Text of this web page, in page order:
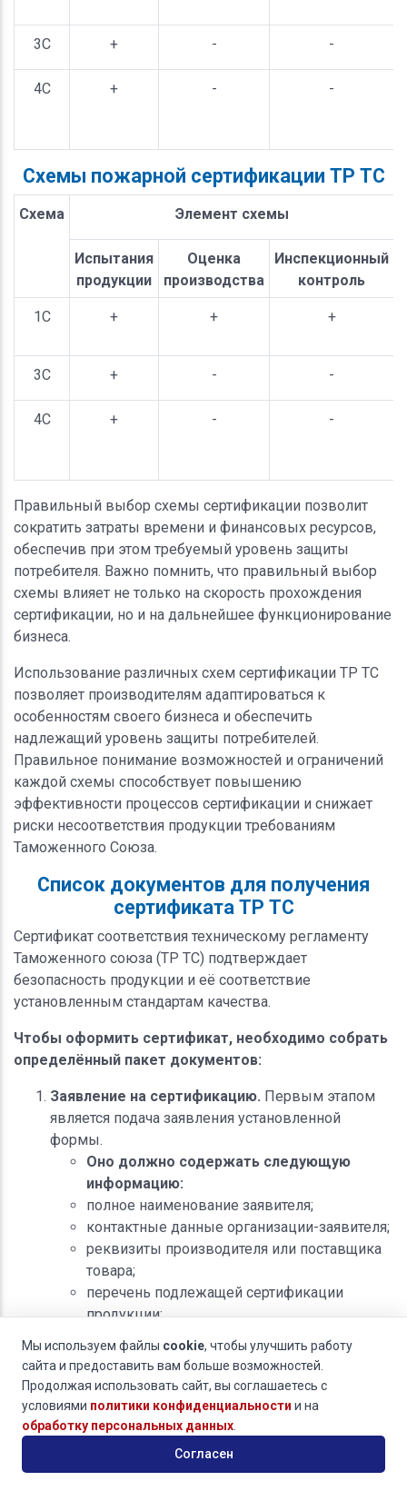
3С + - -
4С + -
-
Схемы пожарной сертификации ТР ТС
Схема Элемент схемы
Испытания
продукции
Оценка
производства
Инспекционный
контроль
1С + + +
3С + - -
4С + -
-
Правильный выбор схемы сертификации позволит
сократить затраты времени и финансовых ресурсов,
обеспечив при этом требуемый уровень защиты
потребителя. Важно помнить, что правильный выбор
схемы влияет не только на скорость прохождения
сертификации, но и на дальнейшее функционирование
бизнеса.
Использование различных схем сертификации ТР ТС
позволяет производителям адаптироваться к
особенностям своего бизнеса и обеспечить
надлежащий уровень защиты потребителей.
Правильное понимание возможностей и ограничений
каждой схемы способствует повышению
эффективности процессов сертификации и снижает
риски несоответствия продукции требованиям
Таможенного Союза.
Список документов для получения
сертификата ТР ТС
Сертификат соответствия техническому регламенту
Таможенного союза (ТР ТС) подтверждает
безопасность продукции и её соответствие
установленным стандартам качества.
Чтобы оформить сертификат, необходимо собрать
определённый пакет документов:
Заявление на сертификацию. Первым этапом
является подача заявления установленной
формы.
Оно должно содержать следующую
информацию:
полное наименование заявителя;
контактные данные организации-заявителя;
реквизиты производителя или поставщика
товара;
перечень подлежащей сертификации
продукции;
обозначение стандартов и технических
регламентов, требованиям которых должна
соответствовать продукция.
Учредительные документы предприятия.
документы подтверждают легальность бизнеса и
право заниматься предпринимательской
Мы используем файлы cookie, чтобы улучшить работу
сайта и предоставить вам больше возможностей.
Продолжая использовать сайт, вы соглашаетесь с
условиями политики конфиденциальности и на
обработку персональных данных
Согласен